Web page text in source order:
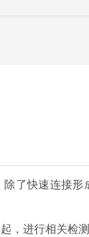
了快速连接形
，进行相关检